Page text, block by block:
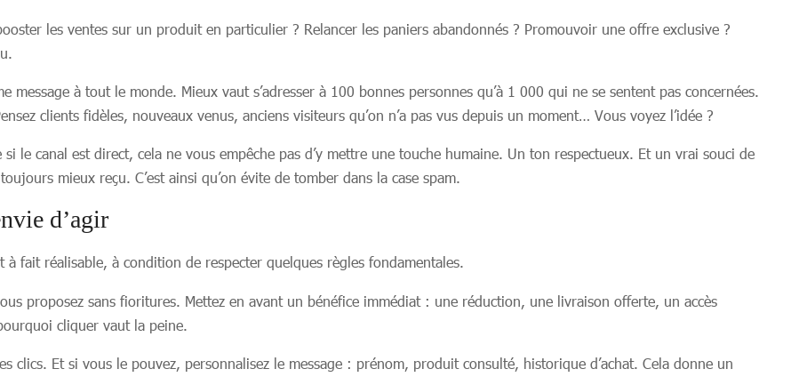
les ventes sur un produit en particulier ? Relancer les paniers abandonnés ? Promouvoir une offre exclusive ?
message à tout le monde. Mieux vaut s’adresser à 100 bonnes personnes qu’à 1 000 qui ne se sentent pas concernées.
clients fidèles, nouveaux venus, anciens visiteurs qu’on n’a pas vus depuis un moment… Vous voyez l’idée ?
le canal est direct, cela ne vous empêche pas d’y mettre une touche humaine. Un ton respectueux. Et un vrai souci de
mieux reçu. C’est ainsi qu’on évite de tomber dans la case spam.
d’agir
fait réalisable, à condition de respecter quelques règles fondamentales.
proposez sans fioritures. Mettez en avant un bénéfice immédiat : une réduction, une livraison offerte, un accès
cliquer vaut la peine.
clics. Et si vous le pouvez, personnalisez le message : prénom, produit consulté, historique d’achat. Cela donne un